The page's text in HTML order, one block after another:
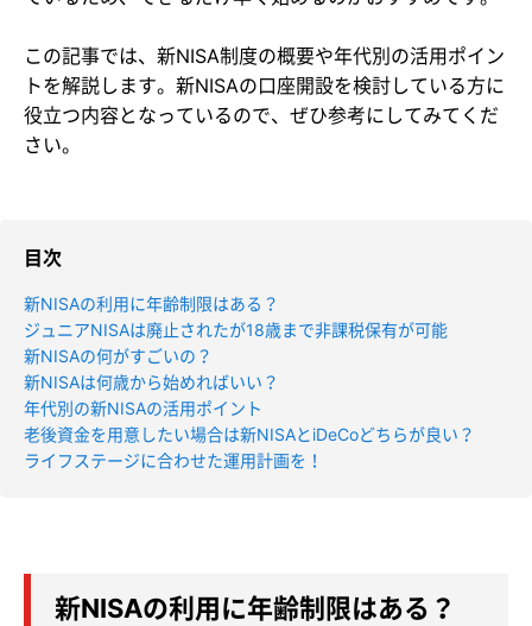
この記事では、新NISA制度の概要や年代別の活用ポイン
トを解説します。新NISAの口座開設を検討している方に
役立つ内容となっているので、ぜひ参考にしてみてくだ
さい。
目次
新NISAの利用に年齢制限はある？
ジュニアNISAは廃止されたが18歳まで非課税保有が可能
新NISAの何がすごいの？
新NISAは何歳から始めればいい？
年代別の新NISAの活用ポイント
老後資金を用意したい場合は新NISAとiDeCoどちらが良い？
ライフステージに合わせた運用計画を！
新NISAの利用に年齢制限はある？